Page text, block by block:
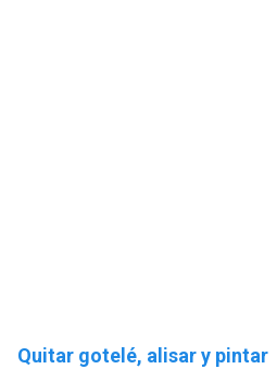
Quitar gotelé, alisar y pintar